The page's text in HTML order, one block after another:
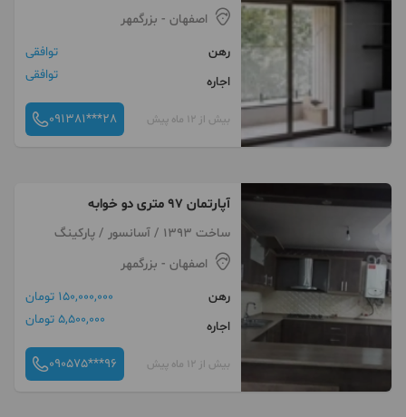
اصفهان - بزرگمهر
رهن
توافقی
اجاره
توافقی
بیش از 12 ماه پیش 091381***28
آپارتمان ۹۷ متری دو خوابه
ساخت 1393 / آسانسور / پارکینگ
اصفهان - بزرگمهر
رهن
150,000,000 تومان
اجاره
5,500,000 تومان
بیش از 12 ماه پیش 090575***96